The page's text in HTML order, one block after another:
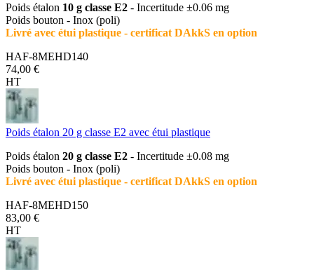
Poids étalon 10 g classe E2 - Incertitude ±0.06 mg
Poids bouton - Inox (poli)
Livré avec étui plastique - certificat DAkkS en option
HAF-8MEHD140
74,00 €
HT
Poids étalon 20 g classe E2 avec étui plastique
Poids étalon 20 g classe E2 - Incertitude ±0.08 mg
Poids bouton - Inox (poli)
Livré avec étui plastique - certificat DAkkS en option
HAF-8MEHD150
83,00 €
HT